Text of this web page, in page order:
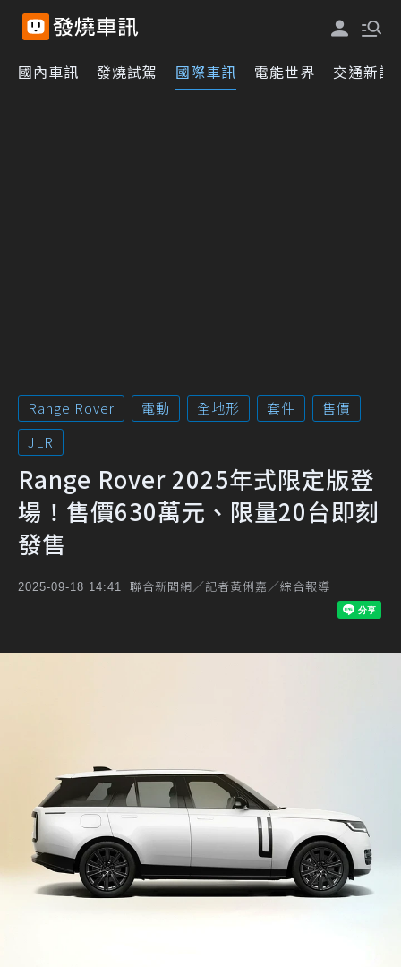
國內車訊 發燒試駕 國際車訊 電能世界 交通新訊
Range Rover 電動 全地形 套件
售價
JLR
Range Rover 2025年式限定版登
場！售價630萬元、限量20台即刻
發售
2025-09-18 14:41 聯合新聞網／記者黃俐嘉／綜合報導